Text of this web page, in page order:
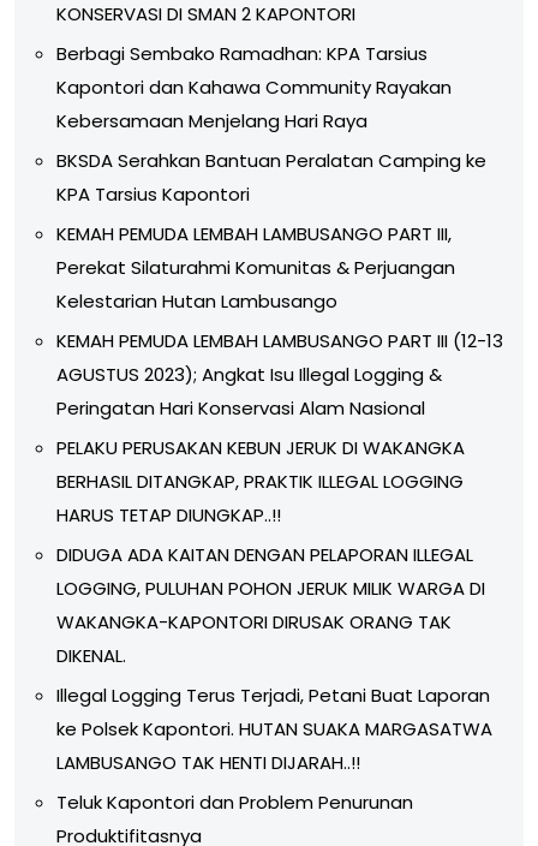
KONSERVASI DI SMAN 2 KAPONTORI
Berbagi Sembako Ramadhan: KPA Tarsius
Kapontori dan Kahawa Community Rayakan
Kebersamaan Menjelang Hari Raya
BKSDA Serahkan Bantuan Peralatan Camping ke
KPA Tarsius Kapontori
KEMAH PEMUDA LEMBAH LAMBUSANGO PART III,
Perekat Silaturahmi Komunitas & Perjuangan
Kelestarian Hutan Lambusango
KEMAH PEMUDA LEMBAH LAMBUSANGO PART III (12-13
AGUSTUS 2023); Angkat Isu Illegal Logging &
Peringatan Hari Konservasi Alam Nasional
PELAKU PERUSAKAN KEBUN JERUK DI WAKANGKA
BERHASIL DITANGKAP, PRAKTIK ILLEGAL LOGGING
HARUS TETAP DIUNGKAP..!!
DIDUGA ADA KAITAN DENGAN PELAPORAN ILLEGAL
LOGGING, PULUHAN POHON JERUK MILIK WARGA DI
WAKANGKA-KAPONTORI DIRUSAK ORANG TAK
DIKENAL.
Illegal Logging Terus Terjadi, Petani Buat Laporan
ke Polsek Kapontori. HUTAN SUAKA MARGASATWA
LAMBUSANGO TAK HENTI DIJARAH..!!
Teluk Kapontori dan Problem Penurunan
Produktifitasnya